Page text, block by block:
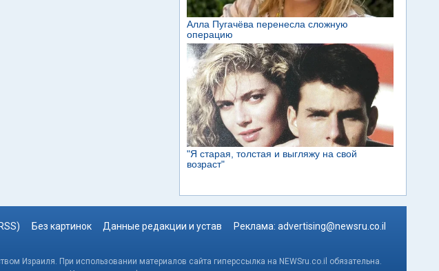
Без картинок Данные редакции и устав Реклама: advertising@newsru.co.il
Израиля. При использовании материалов сайта гиперссылка на NEWSru.co.il обязательна.